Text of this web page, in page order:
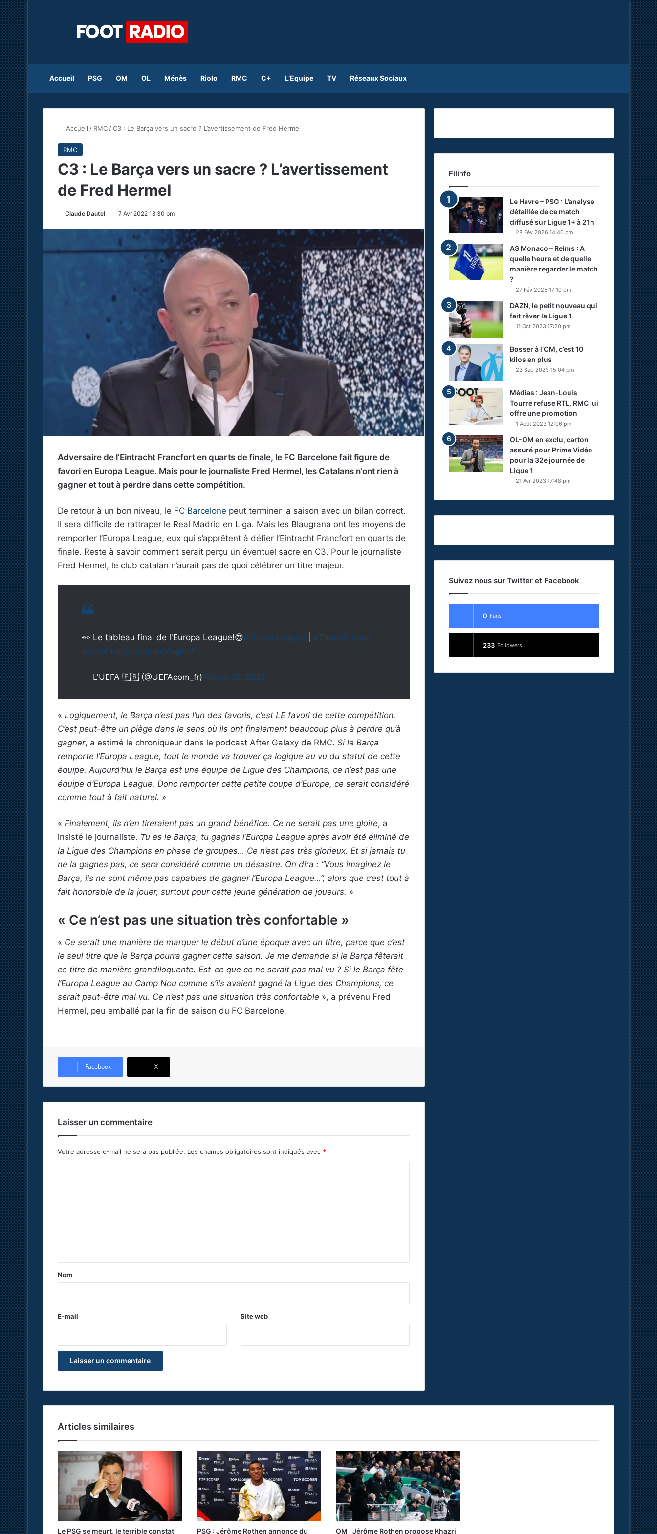
Accueil PSG OM OL Ménès Riolo RMC C+ L’Equipe TV Réseaux Sociaux
Accueil / RMC /C3 : Le Barça vers un sacre ? L’avertissement de Fred Hermel
RMC
C3 : Le Barça vers un sacre ? L’avertissement
de Fred Hermel
Claude Dautel 7 Avr 2022 18:30 pm
Adversaire de l’Eintracht Francfort en quarts de finale, le FC Barcelone fait figure de
favori en Europa League. Mais pour le journaliste Fred Hermel, les Catalans n’ont rien à
gagner et tout à perdre dans cette compétition.
De retour à un bon niveau, le FC Barcelone peut terminer la saison avec un bilan correct.
Il sera difficile de rattraper le Real Madrid en Liga. Mais les Blaugrana ont les moyens de
remporter l’Europa League, eux qui s’apprêtent à défier l’Eintracht Francfort en quarts de
finale. Reste à savoir comment serait perçu un éventuel sacre en C3. Pour le journaliste
Fred Hermel, le club catalan n’aurait pas de quoi célébrer un titre majeur.
👀 Le tableau final de l'Europa League!😍#EuropaLeague
#TirageEuropa
pic.twitter.com/sstenVngmM
— L'UEFA 🇫🇷 (@UEFAcom_fr) March 18, 2022
« Logiquement, le Barça n’est pas l’un des favoris, c’est LE favori de cette compétition.
C’est peut-être un piège dans le sens où ils ont finalement beaucoup plus à perdre qu’à
gagner, a estimé le chroniqueur dans le podcast After Galaxy de RMC. Si le Barça
remporte l’Europa League, tout le monde va trouver ça logique au vu du statut de cette
équipe. Aujourd’hui le Barça est une équipe de Ligue des Champions, ce n’est pas une
équipe d’Europa League. Donc remporter cette petite coupe d’Europe, ce serait considéré
comme tout à fait naturel. »
« Finalement, ils n’en tireraient pas un grand bénéfice. Ce ne serait pas une gloire, a
insisté le journaliste. Tu es le Barça, tu gagnes l’Europa League après avoir été éliminé de
la Ligue des Champions en phase de groupes… Ce n’est pas très glorieux. Et si jamais tu
ne la gagnes pas, ce sera considéré comme un désastre. On dira : “Vous imaginez le
Barça, ils ne sont même pas capables de gagner l’Europa League…”, alors que c’est tout à
fait honorable de la jouer, surtout pour cette jeune génération de joueurs. »
« Ce n’est pas une situation très confortable »
« Ce serait une manière de marquer le début d’une époque avec un titre, parce que c’est
le seul titre que le Barça pourra gagner cette saison. Je me demande si le Barça fêterait
ce titre de manière grandiloquente. Est-ce que ce ne serait pas mal vu ? Si le Barça fête
l’Europa League au Camp Nou comme s’ils avaient gagné la Ligue des Champions, ce
serait peut-être mal vu. Ce n’est pas une situation très confortable », a prévenu Fred
Hermel, peu emballé par la fin de saison du FC Barcelone.
Facebook X
Laisser un commentaire
Votre adresse e-mail ne sera pas publiée. Les champs obligatoires sont indiqués avec *
a
e
Nom
E-mail Site web
Filinfo
Le Havre – PSG : L’analyse
détaillée de ce match
diffusé sur Ligue 1+ à 21h
28 Fév 2026 14:40 pm
AS Monaco – Reims : A
quelle heure et de quelle
manière regarder le match
?
27 Fév 2025 17:10 pm
DAZN, le petit nouveau qui
fait rêver la Ligue 1
11 Oct 2023 17:20 pm
Bosser à l’OM, c’est 10
kilos en plus
23 Sep 2023 15:04 pm
Médias : Jean-Louis
Tourre refuse RTL, RMC lui
offre une promotion
1 Août 2023 12:06 pm
OL-OM en exclu, carton
assuré pour Prime Vidéo
pour la 32e journée de
Ligue 1
21 Avr 2023 17:48 pm
Suivez nous sur Twitter et Facebook
0 Fans
233 Followers
Articles similaires
Le PSG se meurt, le terrible constat PSG : Jérôme Rothen annonce du OM : Jérôme Rothen propose Khazri